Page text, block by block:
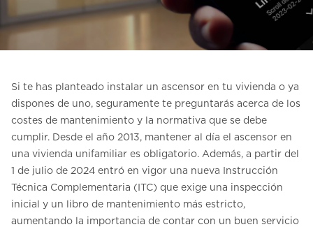
Contacte con nosotros
Pedir una estimación de precio
FAQ
Si te has planteado instalar un ascensor en tu vivienda o ya
dispones de uno, seguramente te preguntarás acerca de los
costes de mantenimiento y la normativa que se debe
cumplir. Desde el año 2013, mantener al día el ascensor en
una vivienda unifamiliar es obligatorio. Además, a partir del
1 de julio de 2024 entró en vigor una nueva Instrucción
Técnica Complementaria (ITC) que exige una inspección
inicial y un libro de mantenimiento más estricto,
aumentando la importancia de contar con un buen servicio